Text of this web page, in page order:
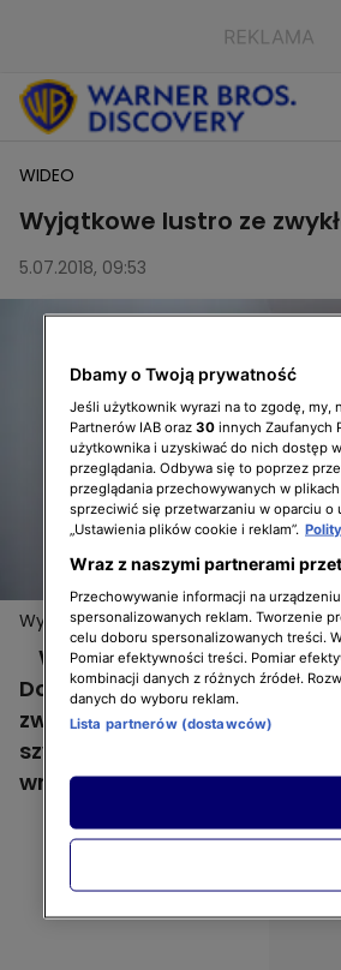
WIDEO
Wyjątkowe lustro ze
5.07.2018, 09:53
Wyjątkowe lustro ze zwykłego lustra
W jednym z odcinków
Dorota Szelągowska
zwykłego lustra kupionego w
szybko i tanio wyjątkowy
wnętrza. Zobaczcie!
Dbamy o Twoją prywatność
Jeśli użytkownik wyrazi na to zgodę, my,
Partnerów IAB oraz 30 innych Zaufanych
użytkownika i uzyskiwać do nich dostęp
przeglądania. Odbywa się to poprzez
przeglądania przechowywanych w
sprzeciwić się przetwarzaniu w oparciu
„Ustawienia plików cookie i reklam”.
Wraz z naszymi partnerami
Przechowywanie informacji na
spersonalizowanych reklam. Tworzenie
celu doboru spersonalizowanych treści.
Pomiar efektywności treści. Pomiar
kombinacji danych z różnych źródeł.
danych do wyboru reklam.
Lista partnerów (dostawców)